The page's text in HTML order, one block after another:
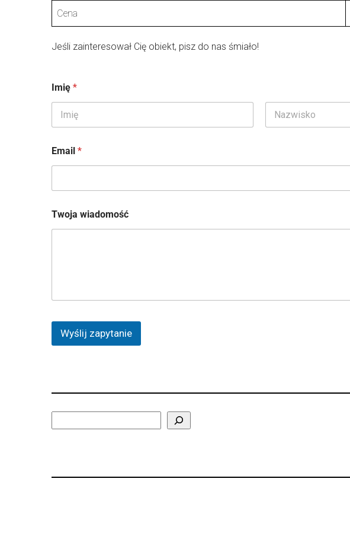
Cena
Jeśli zainteresował Cię obiekt, pisz do nas śmiało!
w
o
a
w
o
j
w
a
Imię *
Email *
Twoja wiadomość
Wyślij zapytanie